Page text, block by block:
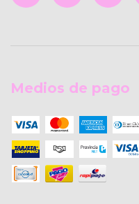
Medios de pago